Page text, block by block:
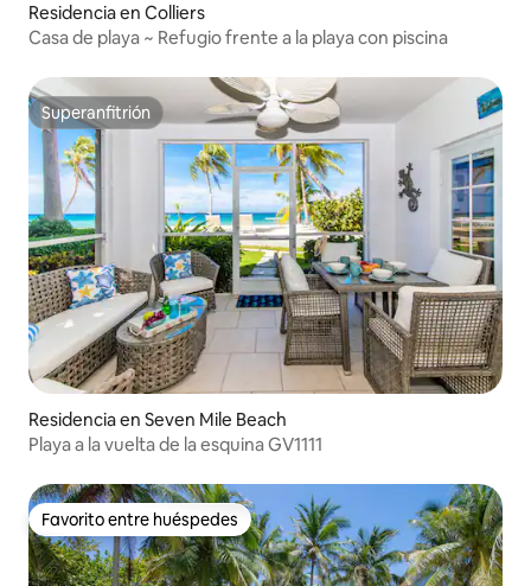
Residencia en Colliers
Casa de playa ~ Refugio frente a la playa con piscina
Superanfitrión
Superanfitrión
Residencia en Seven Mile Beach
Playa a la vuelta de la esquina GV1111
Favorito entre huéspedes
Favorito entre huéspedes